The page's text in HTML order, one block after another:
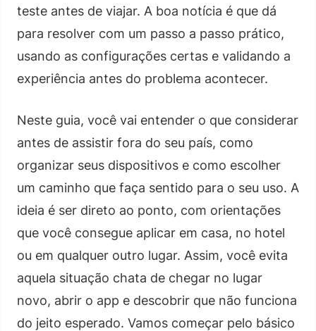
teste antes de viajar. A boa notícia é que dá
para resolver com um passo a passo prático,
usando as configurações certas e validando a
experiência antes do problema acontecer.
Neste guia, você vai entender o que considerar
antes de assistir fora do seu país, como
organizar seus dispositivos e como escolher
um caminho que faça sentido para o seu uso. A
ideia é ser direto ao ponto, com orientações
que você consegue aplicar em casa, no hotel
ou em qualquer outro lugar. Assim, você evita
aquela situação chata de chegar no lugar
novo, abrir o app e descobrir que não funciona
do jeito esperado. Vamos começar pelo básico